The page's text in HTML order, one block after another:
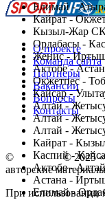
Елимай -
Кайрат -
Кызыл-Жар СК
Ордабасы -
Женис -
Актобе -
Окжетпес -
Кайсар -
Алтай -
Алтай -
Алтай -
Кайрат -
Каспий -
Актобе - Алтай
Астана -
Елимай -
О проекте
Команда сайта
Партнеры
Вакансии
Вопросы
Контакты
© Copyright© 2025
авторские
При использовании